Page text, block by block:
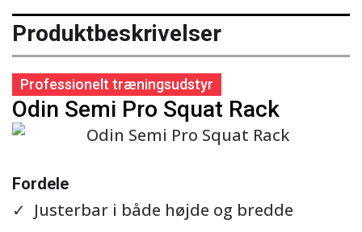
Produktbeskrivelser
Professionelt træningsudstyr
Odin Semi Pro Squat Rack
Fordele
Justerbar i både højde og bredde